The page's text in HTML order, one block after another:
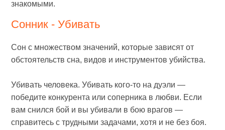
знакомыми.
Сонник - Убивать
Сон с множеством значений, которые зависят от
обстоятельств сна, видов и инструментов убийства.
Убивать человека. Убивать кого-то на дуэли —
победите конкурента или соперника в любви. Если
вам снился бой и вы убивали в бою врагов —
справитесь с трудными задачами, хотя и не без боя.